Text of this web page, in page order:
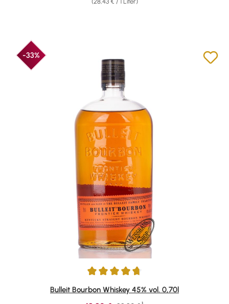
-33%
Durchschnittliche Bewertung von 4.69 von 5 Sternen
Bulleit Bourbon Whiskey 45% vol. 0,70l